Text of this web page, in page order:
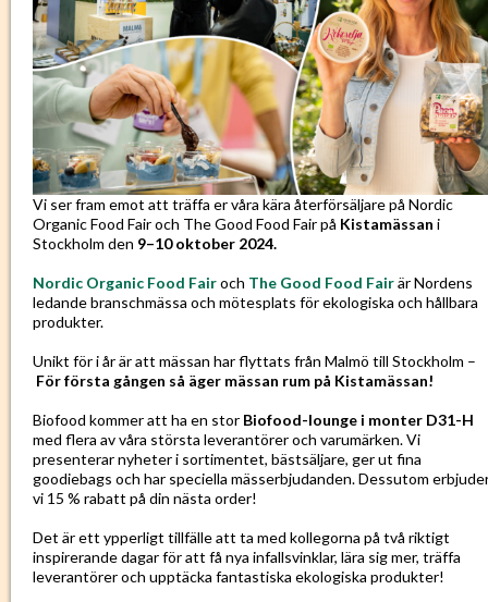
Vi ser fram emot att träffa er våra kära återförsäljare på Nordic
Organic Food Fair och The Good Food Fair på Kistamässan i
Stockholm den 9–10 oktober 2024.
Nordic Organic Food Fairoch The Good Food Fairär Nordens
ledande branschmässa och mötesplats för ekologiska och hållbara
produkter.
Unikt för i år är att mässan har flyttats från Malmö till Stockholm –
För första gången så äger mässan rum på Kistamässan!
Biofood kommer att ha en stor Biofood-lounge i monter D31-H
med flera av våra största leverantörer och varumärken. Vi
presenterar nyheter i sortimentet, bästsäljare, ger ut fina
goodiebags och har speciella mässerbjudanden. Dessutom
vi 15 % rabatt på din nästa order!
Det är ett ypperligt tillfälle att ta med kollegorna på två riktigt
inspirerande dagar för att få nya infallsvinklar, lära sig mer, träffa
leverantörer och upptäcka fantastiska ekologiska produkter!